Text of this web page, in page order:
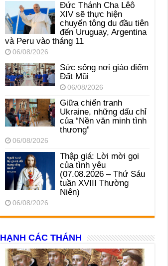
Đức Thánh Cha Lêô
XIV sẽ thực hiện
chuyến tông du đầu tiên
đến Uruguay, Argentina
và Peru vào tháng 11
06/08/2026
Sức sống nơi giáo điểm
Đất Mũi
06/08/2026
Giữa chiến tranh
Ukraine, những dấu chỉ
của “Nền văn minh tình
thương”
06/08/2026
Thập giá: Lời mời gọi
của tình yêu
(07.08.2026 – Thứ Sáu
tuần XVIII Thường
Niên)
06/08/2026
HẠNH CÁC THÁNH